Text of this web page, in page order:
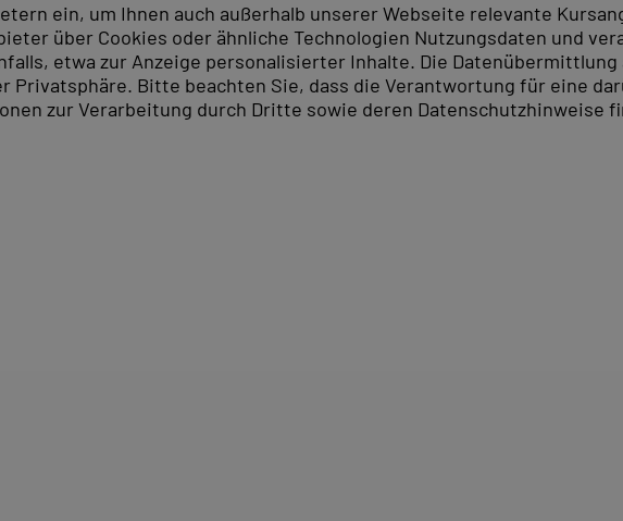
ein, um Ihnen auch außerhalb unserer Webseite relevante
über Cookies oder ähnliche Technologien Nutzungsdaten und
etwa zur Anzeige personalisierter Inhalte. Die
Privatsphäre. Bitte beachten Sie, dass die Verantwortung für eine
zur Verarbeitung durch Dritte sowie deren Datenschutzhinweise